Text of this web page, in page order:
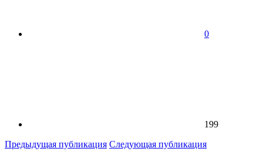
0
199
Предыдущая публикация Следующая публикация